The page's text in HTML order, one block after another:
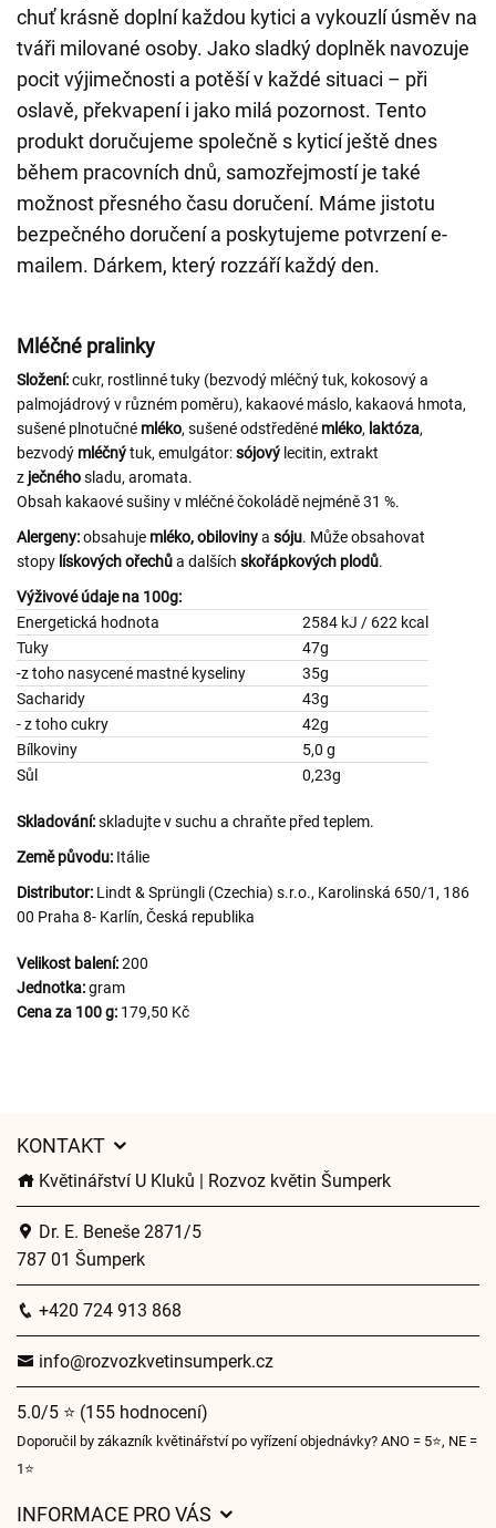
chuť krásně doplní každou kytici a vykouzlí úsměv na
tváři milované osoby. Jako sladký doplněk navozuje
pocit výjimečnosti a potěší v každé situaci – při
oslavě, překvapení i jako milá pozornost. Tento
produkt doručujeme společně s kyticí ještě dnes
během pracovních dnů, samozřejmostí je také
možnost přesného času doručení. Máme jistotu
bezpečného doručení a poskytujeme potvrzení e-
mailem. Dárkem, který rozzáří každý den.
Mléčné pralinky
Složení:cukr, rostlinné tuky (bezvodý mléčný tuk, kokosový a
palmojádrový v různém poměru), kakaové máslo, kakaová hmota,
sušené plnotučné mléko, sušené odstředěné mléko, laktóza,
bezvodý mléčnýtuk, emulgátor:sójový lecitin, extrakt
z ječnéhosladu, aromata.
Obsah kakaové sušiny v mléčné čokoládě nejméně 31 %.
Alergeny:obsahuje mléko,obilovinya sóju. Může obsahovat
stopy lískových ořechůa dalších skořápkových plodů.
Výživové údaje na 100g:
Energetická hodnota
2584 kJ / 622 kcal
Tuky
47g
-z toho nasycené mastné kyseliny 35g
Sacharidy
43g
- z toho cukry
42g
Bílkoviny
5,0 g
Sůl
0,23g
Skladování:skladujte v suchu a chraňte před teplem.
Země původu: Itálie
Distributor: Lindt & Sprüngli (Czechia) s.r.o., Karolinská 650/1, 186
00 Praha 8- Karlín, Česká republika
Velikost balení:200
Jednotka:gram
Cena za 100 g: 179,50 Kč
KONTAKT
Květinářství U Kluků | Rozvoz květin Šumperk
Dr. E. Beneše 2871/5
787 01 Šumperk
+420 724 913 868
info@rozvozkvetinsumperk.cz
5.0/5 ⭐ (155 hodnocení)
Doporučil by zákazník květinářství po vyřízení objednávky? ANO = 5⭐, NE =
1⭐
INFORMACE PRO VÁS